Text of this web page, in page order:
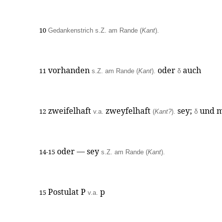
10 Gedankenstrich s.Z. am Rande (Kant).
11 vorhanden s.Z. am Rande (Kant). oder δ auch
12 zweifelhaft v.a. zweyfelhaft (Kant?). sey; δ und
14-15 oder — sey s.Z. am Rande (Kant).
15 Postulat P v.a. p